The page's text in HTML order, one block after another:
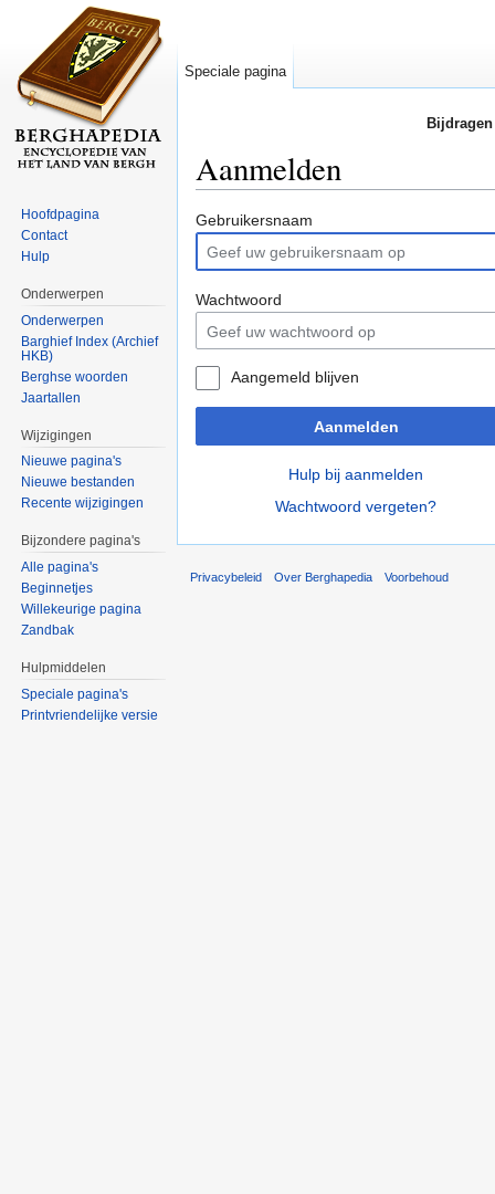
Aanmelden
Gebruikersnaam
Wachtwoord
Aangemeld blijven
Aanmelden
Hulp bij aanmelden
Wachtwoord vergeten?
Speciale pagina
Hoofdpagina
Contact
Hulp
Onderwerpen
Onderwerpen
Barghief Index (Archief
HKB)
Berghse woorden
Jaartallen
Wijzigingen
Nieuwe pagina's
Nieuwe bestanden
Recente wijzigingen
Bijzondere pagina's
Alle pagina's
Beginnetjes
Willekeurige pagina
Zandbak
Hulpmiddelen
Speciale pagina's
Printvriendelijke versie
Privacybeleid Over Berghapedia Voorbehoud